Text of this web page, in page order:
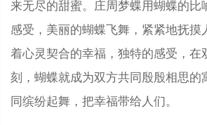
来无尽的甜蜜。庄周梦蝶用蝴蝶的比
感受，美丽的蝴蝶飞舞，紧紧地抚摸
着心灵契合的幸福，独特的感受，在
刻，蝴蝶就成为双方共同殷殷相思的
同缤纷起舞，把幸福带给人们。